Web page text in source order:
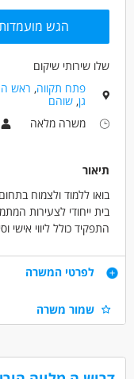
הגש
שלו שירותי שיקום
פתח תקווה, ראש
גן,שוהם
משרה מלאה
תיאור
בואו ללמוד ולצמוח
בית ייחודי לצעירות
התפקיד כולל ליווי אישי
יינתנו הדרכות מקצועיות
אופציות פיתוח וקידום,
סבסוד לימודים לתואר
דרישות
חוסן נפשי ויכולת הכלה
לפרטי המשרה
שמור משרה